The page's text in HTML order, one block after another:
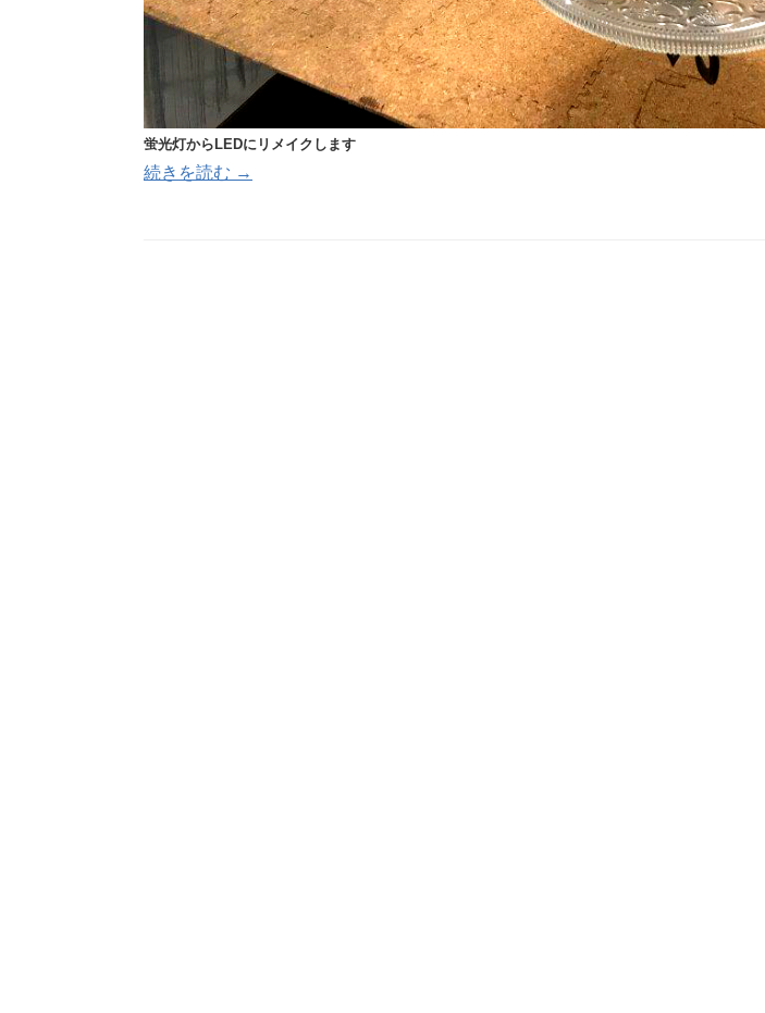
蛍光灯からLEDにリメイクします
続きを読む →